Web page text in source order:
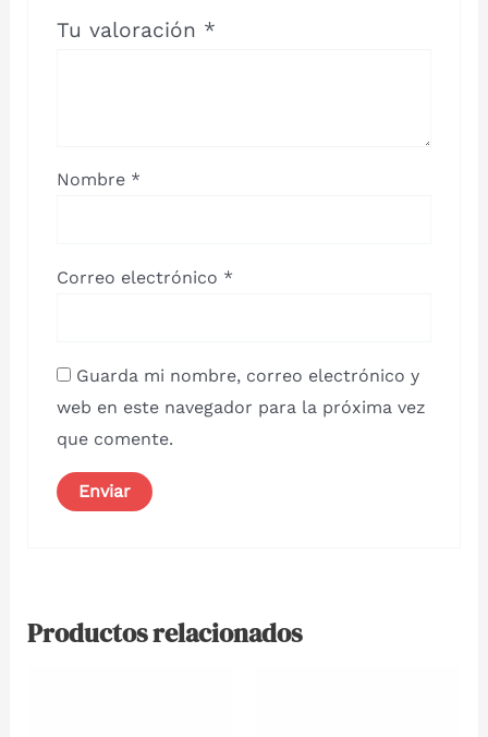
Tu valoración *
Nombre *
Correo electrónico *
Guarda mi nombre, correo electrónico y
web en este navegador para la próxima vez
que comente.
Productos relacionados